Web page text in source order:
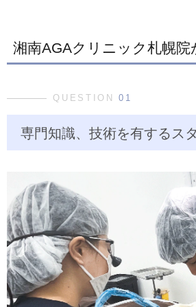
湘南AGAクリニック札幌院
QUESTION01
専門知識、技術を有するス